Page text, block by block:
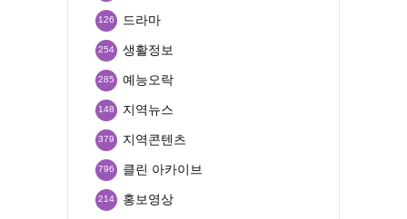
드라마
126
생활정보
254
예능오락
285
지역뉴스
148
지역콘텐츠
379
클린 아카이브
796
홍보영상
214